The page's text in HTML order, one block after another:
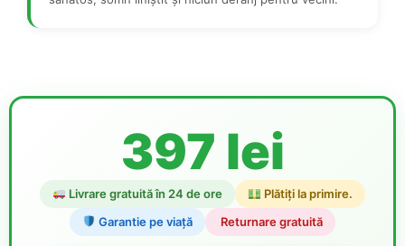
397 lei
Livrare gratuită în 24 de ore
Plătiți la primire.
Garantie pe viață
️ Returnare gratuită